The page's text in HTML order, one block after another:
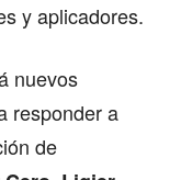
y aplicadores.
nuevos
responder a
de